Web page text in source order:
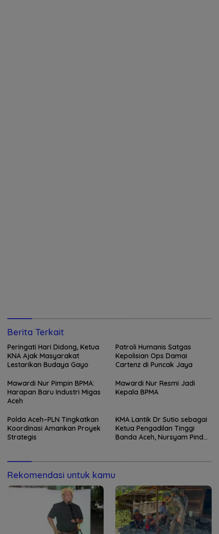
Berita Terkait
Peringati Hari Didong, Ketua
KNA Ajak Masyarakat
Lestarikan Budaya Gayo
Patroli Humanis Satgas
Kepolisian Ops Damai
Cartenz di Puncak Jaya
Mawardi Nur Pimpin BPMA:
Harapan Baru Industri Migas
Aceh
Mawardi Nur Resmi Jadi
Kepala BPMA
Polda Aceh–PLN Tingkatkan
Koordinasi Amankan Proyek
Strategis
KMA Lantik Dr Sutio sebagai
Ketua Pengadilan Tinggi
Banda Aceh, Nursyam Pindah
Rekomendasi untuk kamu